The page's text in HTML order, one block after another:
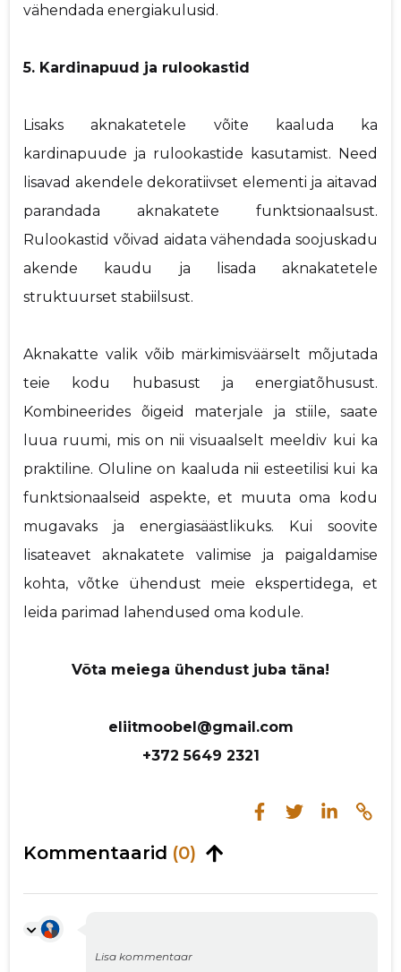
vähendada energiakulusid.
5. Kardinapuud ja rulookastid
Lisaks aknakatetele võite kaaluda ka
kardinapuude ja rulookastide kasutamist. Need
lisavad akendele dekoratiivset elementi ja aitavad
parandada aknakatete funktsionaalsust.
Rulookastid võivad aidata vähendada soojuskadu
akende kaudu ja lisada aknakatetele
struktuurset stabiilsust.
Aknakatte valik võib märkimisväärselt mõjutada
teie kodu hubasust ja energiatõhusust.
Kombineerides õigeid materjale ja stiile, saate
luua ruumi, mis on nii visuaalselt meeldiv kui ka
praktiline. Oluline on kaaluda nii esteetilisi kui ka
funktsionaalseid aspekte, et muuta oma kodu
mugavaks ja energiasäästlikuks. Kui soovite
lisateavet aknakatete valimise ja paigaldamise
kohta, võtke ühendust meie ekspertidega, et
leida parimad lahendused oma kodule.
Võta meiega ühendust juba täna!
eliitmoobel@gmail.com
+372 5649 2321
Kommentaarid (0)